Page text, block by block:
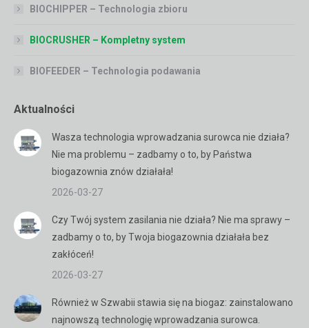
BIOCHIPPER – Technologia zbioru
BIOCRUSHER – Kompletny system
BIOFEEDER – Technologia podawania
Aktualności
Wasza technologia wprowadzania surowca nie działa?
Nie ma problemu – zadbamy o to, by Państwa
biogazownia znów działała!
2026-03-27
Czy Twój system zasilania nie działa? Nie ma sprawy –
zadbamy o to, by Twoja biogazownia działała bez
zakłóceń!
2026-03-27
Również w Szwabii stawia się na biogaz: zainstalowano
najnowszą technologię wprowadzania surowca.